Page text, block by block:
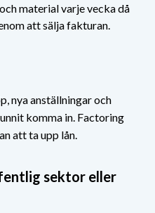
material varje vecka då
att sälja fakturan.
nya anställningar och
komma in. Factoring
att ta upp lån.
sektor eller